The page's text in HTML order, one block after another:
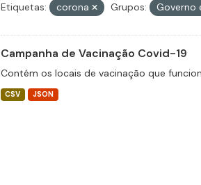
Etiquetas: corona Grupos: Governo
Campanha de Vacinação Covid-19
Contém os locais de vacinação que
CSV JSON